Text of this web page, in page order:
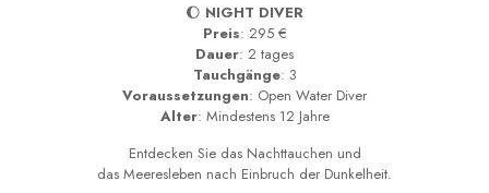
🌔 NIGHT DIVER
Preis: 295 €
Dauer: 2 tages
Tauchgänge: 3
Voraussetzungen: Open Water Diver
Alter: Mindestens 12 Jahre
Entdecken Sie das Nachttauchen und
das Meeresleben nach Einbruch der Dunkelheit.